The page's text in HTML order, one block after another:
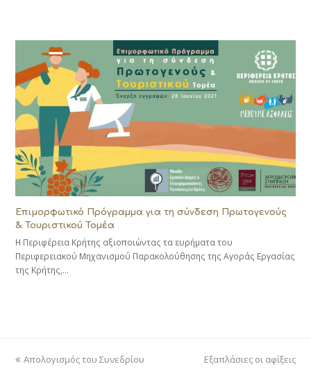
Επιμορφωτικό Πρόγραμμα για τη σύνδεση Πρωτογενούς
& Τουριστικού Τομέα
Η Περιφέρεια Κρήτης αξιοποιώντας τα ευρήματα του
Περιφερειακού Μηχανισμού Παρακολούθησης της Αγοράς Εργασίας
της Κρήτης,…
previous
Απολογισμός του Συνεδρίου
next
Εξαπλάσιες οι αφίξεις